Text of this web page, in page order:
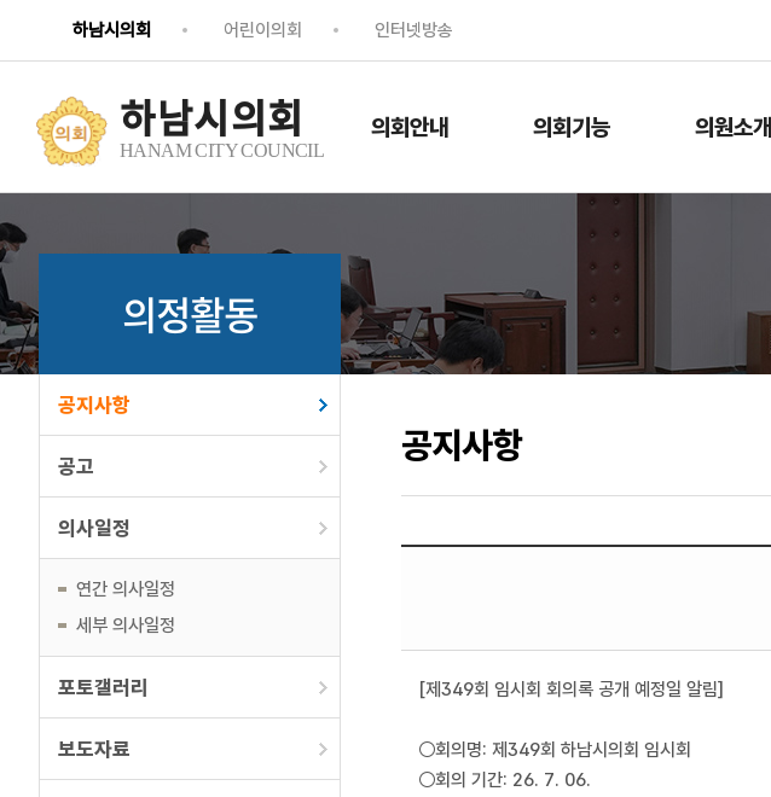
하남시의회
HANAM CITY COUNCIL
하남시의회 어린이의회 인터넷방송
의회안내 의회기능 의원소개
의정활동
공지사항
공고
의사일정
연간 의사일정
세부 의사일정
포토갤러리
보도자료
공지사항
[제349회 임시회 회의록 공개 예정일 알림]
○회의명: 제349회 하남시의회 임시회
○회의 기간: 26. 7. 06.